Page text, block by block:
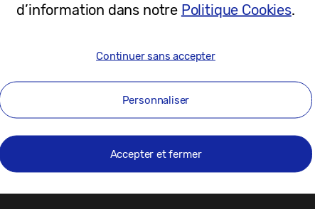
1
d’information dans notre Politique Cookies.
Continuer sans accepter
Personnaliser
Accepter et fermer